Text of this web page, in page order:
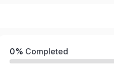
0% Completed
প্রচণ্ড শীতের
গিয়ে নির্জন
মেয়েটি